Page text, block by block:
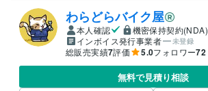
わらどらバイク屋
本人確認
機密保持契約(NDA)
インボイス発行事業者
未登録
総販売実績7評価 5.0フォロワー72
無料で見積り相談